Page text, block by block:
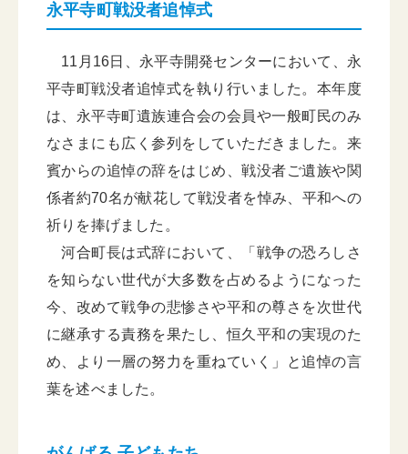
永平寺町戦没者追悼式
11月16日、永平寺開発センターにおいて、永
平寺町戦没者追悼式を執り行いました。本年度
は、永平寺町遺族連合会の会員や一般町民のみ
なさまにも広く参列をしていただきました。来
賓からの追悼の辞をはじめ、戦没者ご遺族や関
係者約70名が献花して戦没者を悼み、平和への
祈りを捧げました。
河合町長は式辞において、「戦争の恐ろしさ
を知らない世代が大多数を占めるようになった
今、改めて戦争の悲惨さや平和の尊さを次世代
に継承する責務を果たし、恒久平和の実現のた
め、より一層の努力を重ねていく」と追悼の言
葉を述べました。